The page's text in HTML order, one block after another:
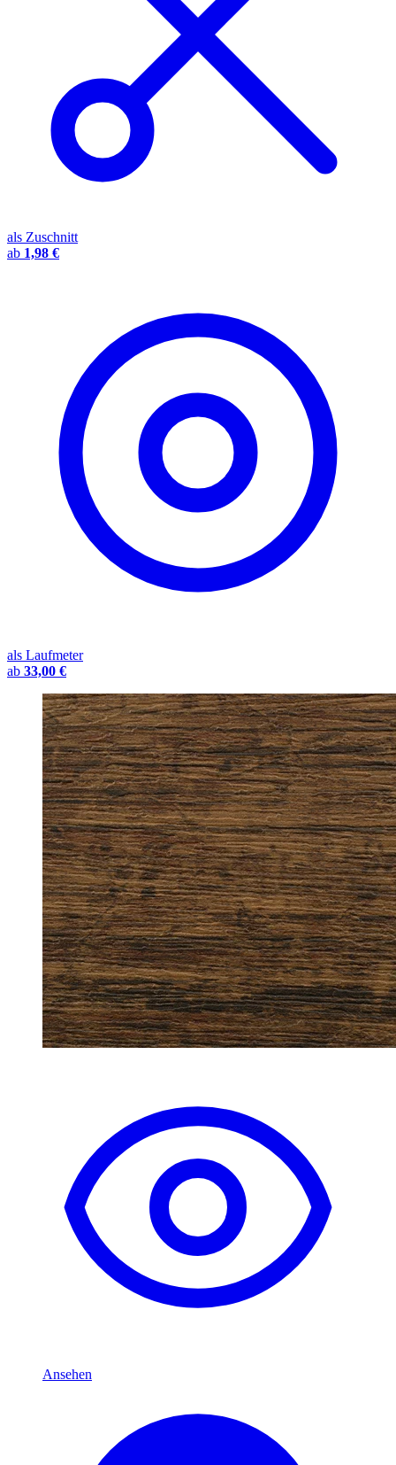
als Zuschnitt
ab 1,98 €
als Laufmeter
ab 33,00 €
Ansehen